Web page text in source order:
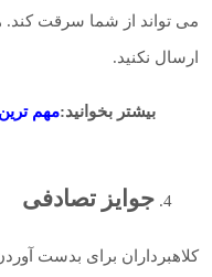
می تواند از شما سرقت کند.
ارسال نکنید.
بیشتر بخوانید:مهم
جوایز تصادفی
کلاهبرداران برای بدست